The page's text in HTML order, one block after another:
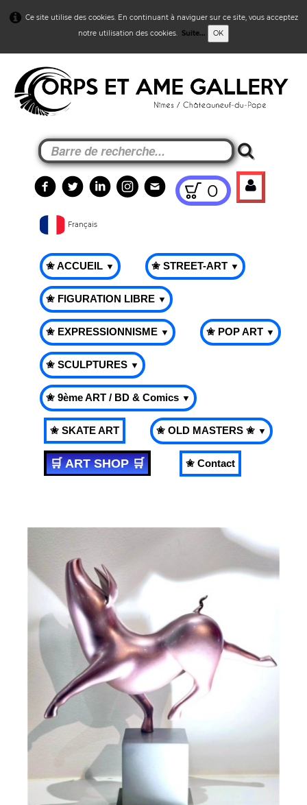
Ce site utilise des cookies. En continuant à naviguer sur ce site, vous acceptez
notre utilisation des cookies. Suite... OK
0
Français
✬ ACCUEIL ▼ ✬ STREET-ART ▼
✬ FIGURATION LIBRE ▼
✬ EXPRESSIONNISME ▼ ✬ POP ART ▼
✬ SCULPTURES ▼
✬ 9ème ART / BD & Comics ▼
✬ SKATE ART ✬ OLD MASTERS ✬ ▼
🛒 ART SHOP 🛒 ✬ Contact